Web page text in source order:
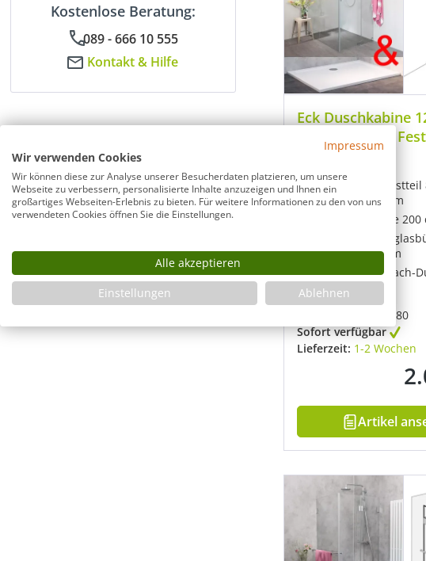
Kostenlose Beratung:
089 - 666 10 555
Kontakt & Hilfe
Eck Duschkabine
Pendeltür und
Duschwanne
Pendeltür an Festteil
Festwand 120 cm
8 mm Glas Höhe 200
Hebescharnier
matt oder chrom
Komplett mit Flach-
Ablauf
G2SX-SL1280
Sofort verfügbar
Lieferzeit: 1-2 Wochen
Artikel
Impressum
Wir verwenden Cookies
Wir können diese zur Analyse unserer Besucherdaten platzieren, um unsere
Webseite zu verbessern, personalisierte Inhalte anzuzeigen und Ihnen ein
großartiges Webseiten-Erlebnis zu bieten. Für weitere Informationen zu den von uns
verwendeten Cookies öffnen Sie die Einstellungen.
Alle akzeptieren
Einstellungen
Ablehnen